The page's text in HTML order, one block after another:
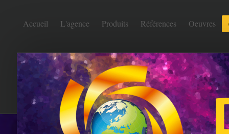
Accueil L'agence Produits Références Oeuvres